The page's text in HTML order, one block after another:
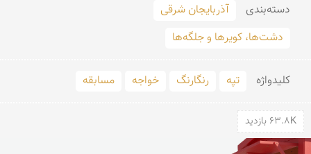
دسته‌بندی
آذربایجان شرقی
دشت‌ها، کویرها و جلگه‌ها
کلید‌واژه تپه رنگارنگ خواجه مسابقه
63.8K بازدید